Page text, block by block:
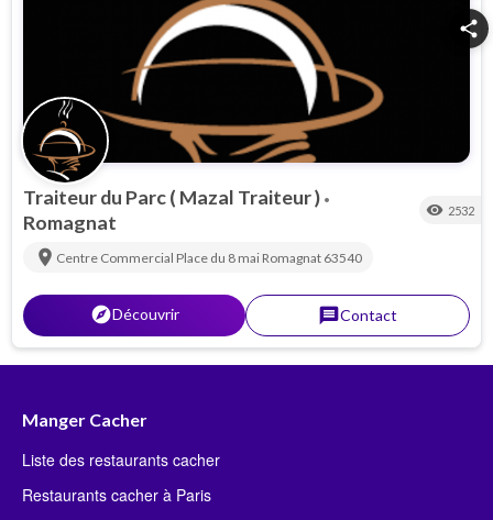
share
Traiteur du Parc ( Mazal Traiteur ) •
Romagnat visibility 2532
location_on Centre Commercial Place du 8 mai Romagnat 63540
explorerDécouvrir messageContact
Manger Cacher
Liste des restaurants cacher
Restaurants cacher à Paris